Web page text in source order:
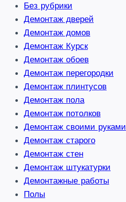
Без рубрики
Демонтаж дверей
Демонтаж домов
Демонтаж Курск
Демонтаж обоев
Демонтаж перегородки
Демонтаж плинтусов
Демонтаж пола
Демонтаж потолков
Демонтаж своими руками
Демонтаж старого
Демонтаж стен
Демонтаж штукатурки
Демонтажные работы
Полы